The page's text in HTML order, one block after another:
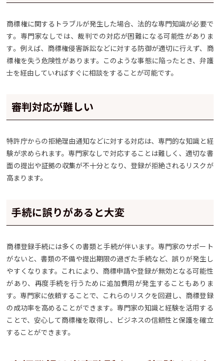
商標権に関するトラブルが発生した場合、法的な専門知識が必要で
す。専門家なしでは、裁判での対応が困難になる可能性がありま
す。例えば、商標権侵害訴訟などに対する防御が適切に行えず、商
標権を失う危険性があります。このような事態に陥ったとき、弁護
士を経由していればすぐに相談をすることが可能です。
審判対応が難しい
特許庁からの拒絶理由通知などに対する対応は、専門的な知識と経
験が求められます。専門家なしで対応することは難しく、適切な書
面の提出や証拠の収集が不十分となり、登録が拒絶されるリスクが
高まります。
手続に誤りがあると大変
商標登録手続には多くの書類と手続が伴います。専門家のサポート
がないと、書類の不備や提出期限の過ぎた手続など、誤りが発生し
やすくなります。これにより、商標申請や登録が無効となる可能性
があり、再度手続を行うために追加費用が発生することもありま
す。専門家に依頼することで、これらのリスクを回避し、商標登録
の成功率を高めることができます。専門家の知識と経験を活用する
ことで、安心して商標権を取得し、ビジネスの信頼性と保護を確立
することができます。